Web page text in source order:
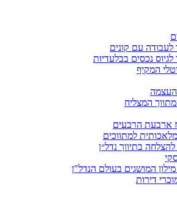
לעבודה עם קונים
נכסים בבלעדיות
המקיף
המצליח
ארבעת הרבעים
למתווכים
המושגים בעולם הנדל"ן
דירות